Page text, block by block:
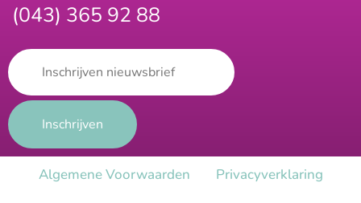
(043) 365 92 88
Algemene Voorwaarden
Privacy​verklaring